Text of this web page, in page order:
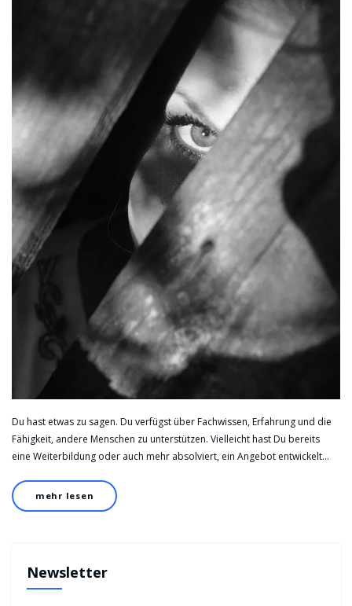
Du hast etwas zu sagen. Du verfügst über Fachwissen, Erfahrung und die
Fähigkeit, andere Menschen zu unterstützen. Vielleicht hast Du bereits
eine Weiterbildung oder auch mehr absolviert, ein Angebot entwickelt…
mehr lesen
Newsletter